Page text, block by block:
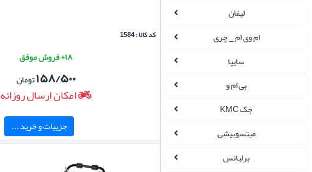
لیفان
ام وی ام _ چری
سایپا
بی ام و
جک KMC
میتسوبیشی
برلیانس
کد کالا : 1584
۱۸+ فروش موفق
۱۵۸/۵۰۰تومان
امکان ارسال روزانه
جزییات و خرید ...